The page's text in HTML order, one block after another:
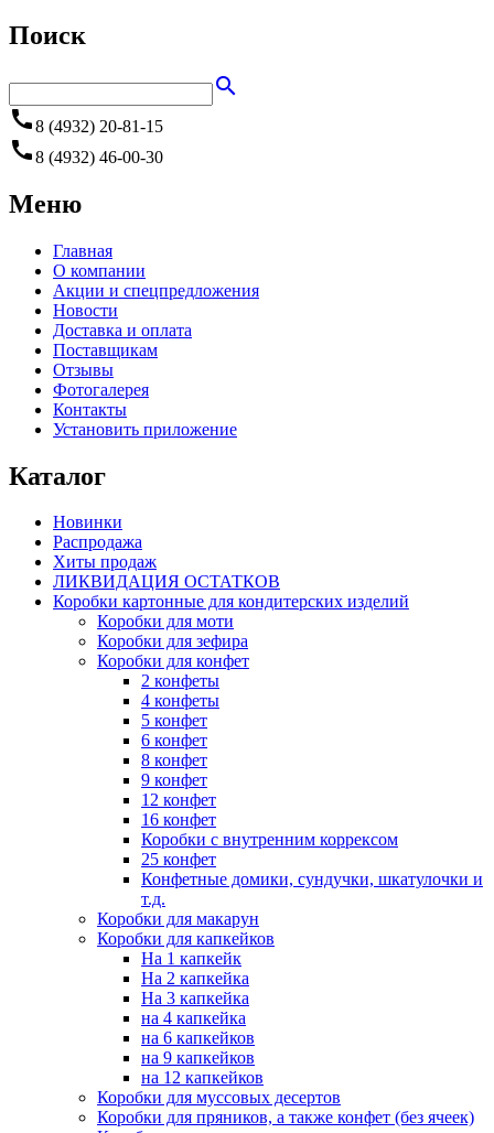
Поиск
search
call8 (4932) 20-81-15
call8 (4932) 46-00-30
Меню
Главная
О компании
Акции и спецпредложения
Новости
Доставка и оплата
Поставщикам
Отзывы
Фотогалерея
Контакты
Установить приложение
Каталог
Новинки
Распродажа
Хиты продаж
ЛИКВИДАЦИЯ ОСТАТКОВ
Коробки картонные для кондитерских изделий
Коробки для моти
Коробки для зефира
Коробки для конфет
2 конфеты
4 конфеты
5 конфет
6 конфет
8 конфет
9 конфет
12 конфет
16 конфет
Коробки с внутренним коррексом
25 конфет
Конфетные домики, сундучки, шкатулочки и
т.д.
Коробки для макарун
Коробки для капкейков
На 1 капкейк
На 2 капкейка
На 3 капкейка
на 4 капкейка
на 6 капкейков
на 9 капкейков
на 12 капкейков
Коробки для муссовых десертов
Коробки для пряников, а также конфет (без ячеек)